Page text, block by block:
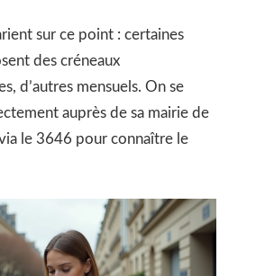
sur ce point : certaines
des créneaux
d’autres mensuels. On se
auprès de sa mairie de
le 3646 pour connaître le